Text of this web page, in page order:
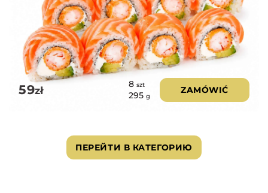
59zł
8 szt
295 g
ZAMÓWIĆ
ПЕРЕЙТИ В КАТЕГОРИЮ